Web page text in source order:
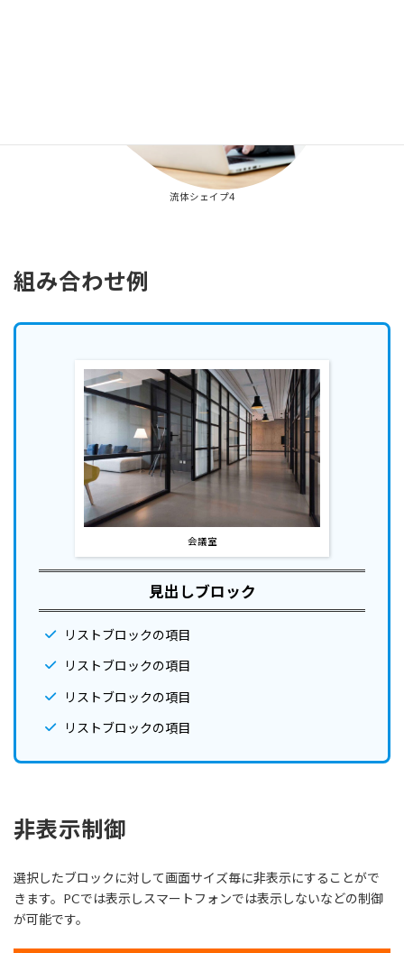
流体シェイプ4
組み合わせ例
会議室
見出しブロック
リストブロックの項目
リストブロックの項目
リストブロックの項目
リストブロックの項目
非表示制御
選択したブロックに対して画面サイズ毎に非表示にすることがで
きます。PCでは表示しスマートフォンでは表示しないなどの制御
が可能です。